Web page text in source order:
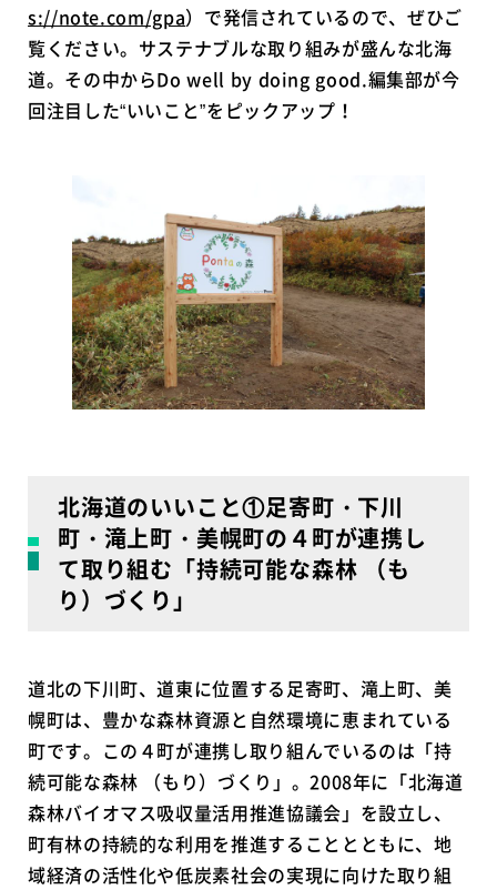
s://note.com/gpa）で発信されているので、ぜひご
覧ください。サステナブルな取り組みが盛んな北海
道。その中からDo well by doing good.編集部が今
回注目した“いいこと”をピックアップ！
北海道のいいこと①足寄町・下川
町・滝上町・美幌町の４町が連携し
て取り組む「持続可能な森林 （も
り）づくり」
道北の下川町、道東に位置する足寄町、滝上町、美
幌町は、豊かな森林資源と自然環境に恵まれている
町です。この４町が連携し取り組んでいるのは「持
続可能な森林 （もり）づくり」。2008年に「北海道
森林バイオマス吸収量活用推進協議会」を設立し、
町有林の持続的な利用を推進することとともに、地
域経済の活性化や低炭素社会の実現に向けた取り組